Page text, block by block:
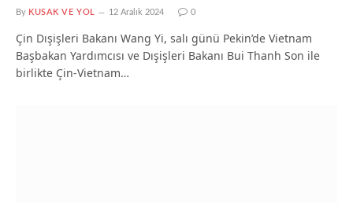
By KUSAK VE YOL 12 Aralık 2024 0
Çin Dışişleri Bakanı Wang Yi, salı günü Pekin’de Vietnam
Başbakan Yardımcısı ve Dışişleri Bakanı Bui Thanh Son ile
birlikte Çin-Vietnam…